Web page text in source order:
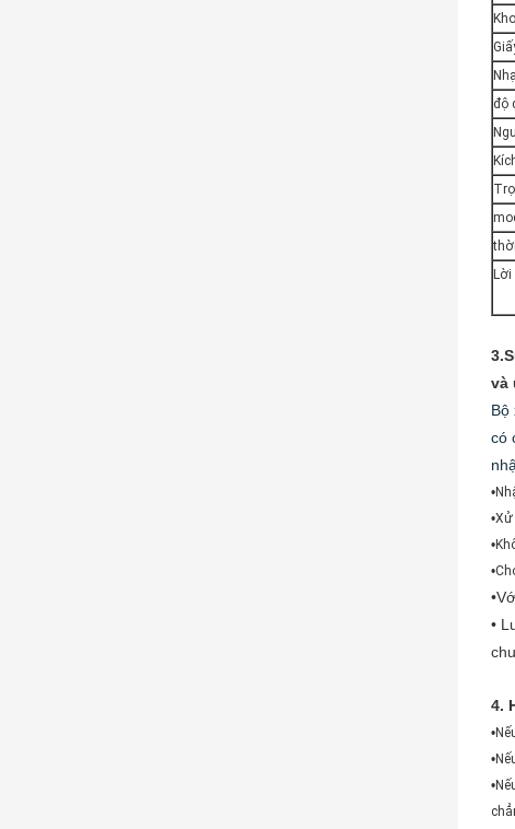
Kho
độ
Lời
3.
và
Bộ
có
•
•Xử
•
•
•
•
4.
•
•
•